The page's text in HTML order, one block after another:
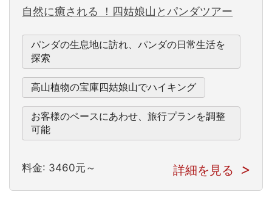
自然に癒される ！四姑娘山とパンダツアー
パンダの生息地に訪れ、パンダの日常生活を
探索
高山植物の宝庫四姑娘山でハイキング
お客様のペースにあわせ、旅行プランを調整
可能
料金: 3460元～ 詳細を見る